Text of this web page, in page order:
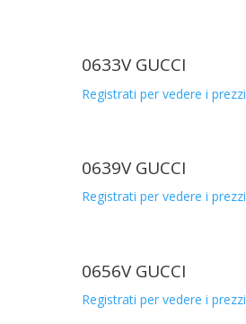
0633V GUCCI
Registrati per vedere i prezzi
0639V GUCCI
Registrati per vedere i prezzi
0656V GUCCI
Registrati per vedere i prezzi